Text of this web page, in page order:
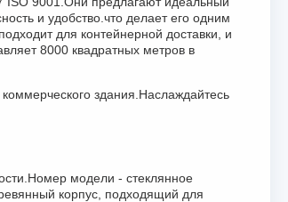
и удобство.что делает его одним
для контейнерной доставки, и
8000 квадратных метров в
здания.Наслаждайтесь
модели - стеклянное
корпус, подходящий для